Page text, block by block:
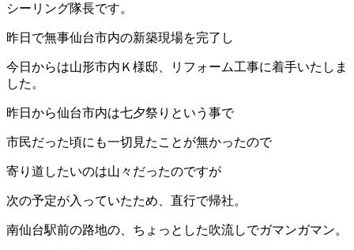
シーリング隊長です。
昨日で無事仙台市内の新築現場を完了し
今日からは山形市内Ｋ様邸、リフォーム工事に着手いたしま
した。
昨日から仙台市内は七夕祭りという事で
市民だった頃にも一切見たことが無かったので
寄り道したいのは山々だったのですが
次の予定が入っていたため、直行で帰社。
南仙台駅前の路地の、ちょっとした吹流しでガマンガマン。